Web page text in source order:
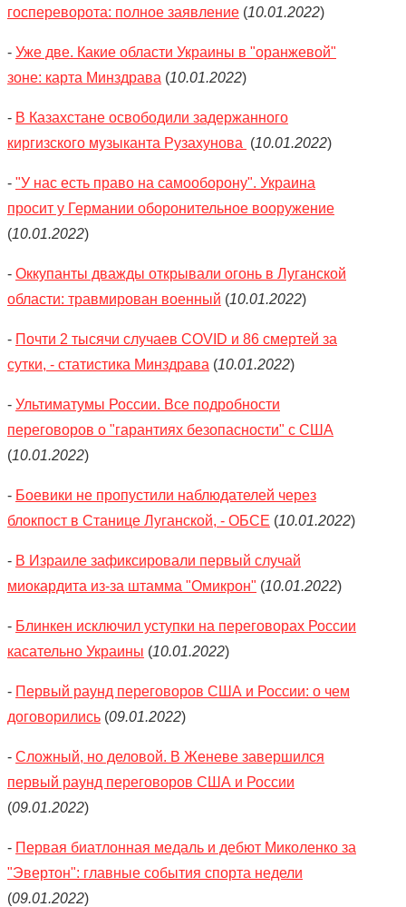
госпереворота: полное заявление (10.01.2022)
- Уже две. Какие области Украины в "оранжевой"
зоне: карта Минздрава (10.01.2022)
- В Казахстане освободили задержанного
киргизского музыканта Рузахунова (10.01.2022)
- "У нас есть право на самооборону". Украина
просит у Германии оборонительное вооружение
(10.01.2022)
- Оккупанты дважды открывали огонь в Луганской
области: травмирован военный (10.01.2022)
- Почти 2 тысячи случаев COVID и 86 смертей за
сутки, - статистика Минздрава (10.01.2022)
- Ультиматумы России. Все подробности
переговоров о "гарантиях безопасности" с США
(10.01.2022)
- Боевики не пропустили наблюдателей через
блокпост в Станице Луганской, - ОБСЕ (10.01.2022)
- В Израиле зафиксировали первый случай
миокардита из-за штамма "Омикрон" (10.01.2022)
- Блинкен исключил уступки на переговорах России
касательно Украины (10.01.2022)
- Первый раунд переговоров США и России: о чем
договорились (09.01.2022)
- Сложный, но деловой. В Женеве завершился
первый раунд переговоров США и России
(09.01.2022)
- Первая биатлонная медаль и дебют Миколенко за
"Эвертон": главные события спорта недели
(09.01.2022)